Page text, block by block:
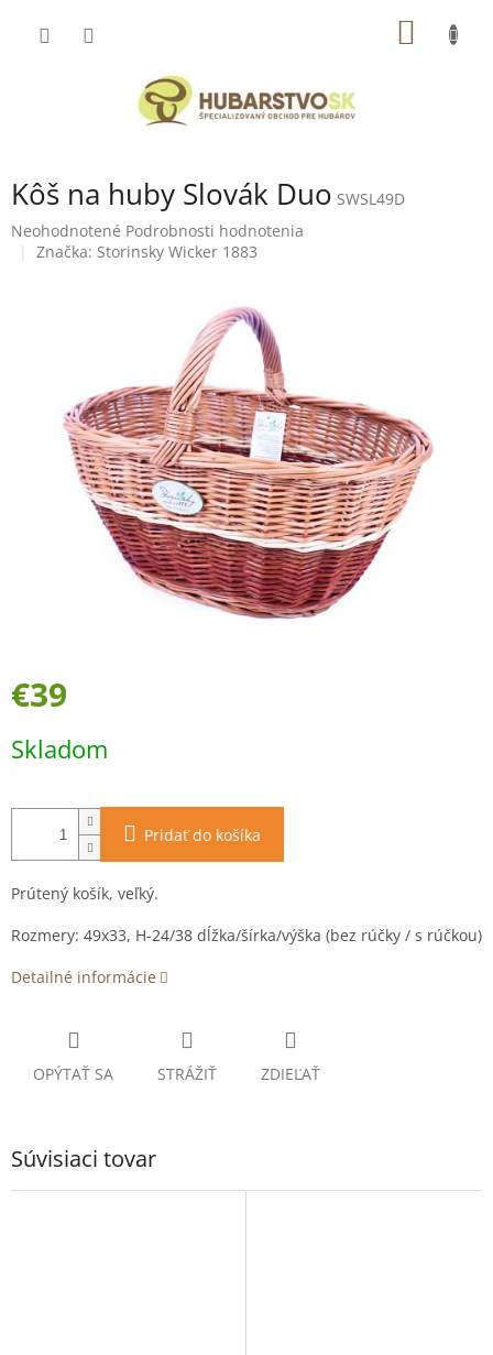
Kôš na huby Slovák Duo SWSL49D
Priemerné
hodnotenie
Neohodnotené Podrobnosti hodnotenia
Značka: Storinsky Wicker 1883
€39
cena:
Skladom
Pridať do košíka
Prútený košík, veľký.
Rozmery: 49x33, H-24/38 dĺžka/šírka/výška (bez rúčky / s rúčkou)
Detailné informácie
OPÝTAŤ SA STRÁŽIŤ ZDIEĽAŤ
Súvisiaci tovar